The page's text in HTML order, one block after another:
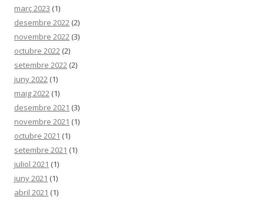
març 2023 (1)
desembre 2022 (2)
novembre 2022 (3)
octubre 2022 (2)
setembre 2022 (2)
juny 2022 (1)
maig 2022 (1)
desembre 2021 (3)
novembre 2021 (1)
octubre 2021 (1)
setembre 2021 (1)
juliol 2021 (1)
juny 2021 (1)
abril 2021 (1)